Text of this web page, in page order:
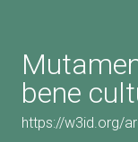
bene
https://w3id.org/